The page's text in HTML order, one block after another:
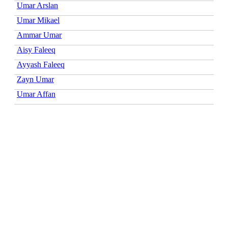
Umar Arslan
Umar Mikael
Ammar Umar
Aisy Faleeq
Ayyash Faleeq
Zayn Umar
Umar Affan